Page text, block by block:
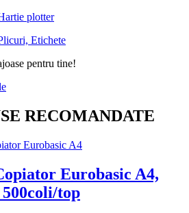
plotter
Etichete
pentru tine!
RECOMANDATE
Eurobasic A4,
top